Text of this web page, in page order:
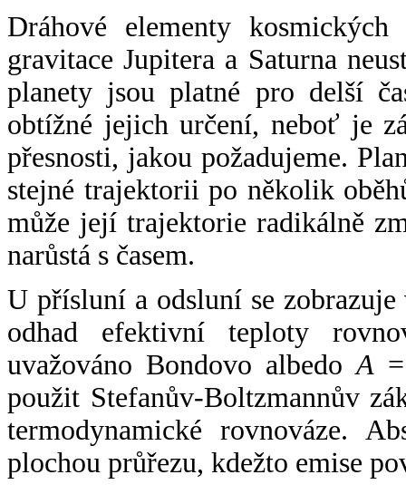
Dráhové elementy
gravitace Jupitera a Saturna
planety jsou platné pro delší
obtížné jejich určení, neboť je
přesnosti, jakou požadujeme.
stejné trajektorii po několik
může její trajektorie radikálně
narůstá s časem.
U přísluní a odsluní se
odhad efektivní teploty
uvažováno Bondovo albedoA
použit Stefanův-Boltzmannův
termodynamické rovnováze.
plochou průřezu, kdežto emise